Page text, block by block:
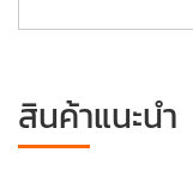
สินค้าแนะนำ